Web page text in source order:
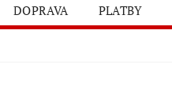
DOPRAVA PLATBY